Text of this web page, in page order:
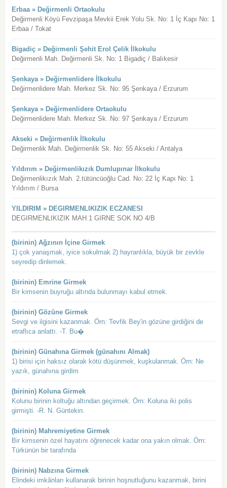
Erbaa » Değirmenli Ortaokulu
Değirmenli Köyü Fevzipaşa Mevkii Erek Yolu Sk. No: 1 İç Kapı No: 1
Erbaa / Tokat
Bigadiç » Değirmenli Şehit Erol Çelik İlkokulu
Değirmenli Mah. Değirmenli Sk. No: 1 Bigadiç / Balıkesir
Şenkaya » Değirmenlidere İlkokulu
Değirmenlidere Mah. Merkez Sk. No: 95 Şenkaya / Erzurum
Şenkaya » Değirmenlidere Ortaokulu
Değirmenlidere Mah. Merkez Sk. No: 97 Şenkaya / Erzurum
Akseki » Değirmenlik İlkokulu
Değirmenlik Mah. Değirmenlik Sk. No: 55 Akseki / Antalya
Yıldırım » Değirmenlikızık Dumlupınar İlkokulu
Değirmenlikızık Mah. 2.tütüncüoğlu Cad. No: 22 İç Kapı No: 1
Yıldırım / Bursa
YILDIRIM » DEGIRMENLIKIZIK ECZANESI
DEGIRMENLIKIZIK MAH 1 GIRNE SOK NO 4/B
(birinin) Ağzının İçine Girmek
1) çok yanaşmak, iyice sokulmak 2) hayranlıkla, büyük bir zevkle
seyredip dinlemek.
(birinin) Emrine Girmek
Bir kimsenin buyruğu altında bulunmayı kabul etmek.
(birinin) Gözüne Girmek
Sevgi ve ilgisini kazanmak. Örn: Tevfik Bey'in gözüne girdiğini de
etraflıca anlattı. -T. Bu�
(birinin) Günahına Girmek (günahını Almak)
1) birisi için haksız olarak kötü düşünmek, kuşkulanmak. Örn: Ne
yazık, günahına girdim
(birinin) Koluna Girmek
Kolunu birinin koltuğu altından geçirmek. Örn: Koluna iki polis
girmişti. -R. N. Güntekin.
(birinin) Mahremiyetine Girmek
Bir kimsenin özel hayatını öğrenecek kadar ona yakın olmak. Örn:
Türkünün bir tarafında
(birinin) Nabzına Girmek
Elindeki imkânları kullanarak birinin hoşnutluğunu kazanmak, birini